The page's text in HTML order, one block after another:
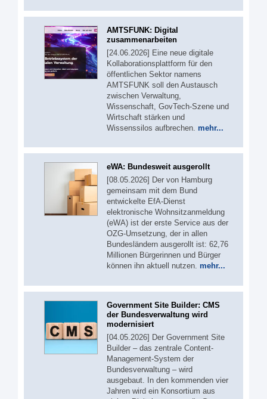
AMTSFUNK: Digital
zusammenarbeiten
[24.06.2026] Eine neue digitale
Kollaborationsplattform für den
öffentlichen Sektor namens
AMTSFUNK soll den Austausch
zwischen Verwaltung,
Wissenschaft, GovTech-Szene und
Wirtschaft stärken und
Wissenssilos aufbrechen. mehr...
eWA: Bundesweit ausgerollt
[08.05.2026] Der von Hamburg
gemeinsam mit dem Bund
entwickelte EfA-Dienst
elektronische Wohnsitzanmeldung
(eWA) ist der erste Service aus der
OZG-Umsetzung, der in allen
Bundesländern ausgerollt ist: 62,76
Millionen Bürgerinnen und Bürger
können ihn aktuell nutzen. mehr...
Government Site Builder: CMS
der Bundesverwaltung wird
modernisiert
[04.05.2026] Der Government Site
Builder – das zentrale Content-
Management-System der
Bundesverwaltung – wird
ausgebaut. In den kommenden vier
Jahren wird ein Konsortium aus